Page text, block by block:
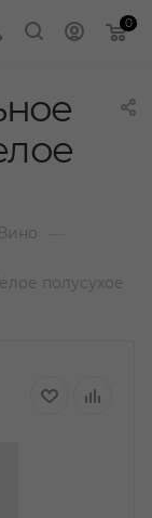
0
Вино
полусухое